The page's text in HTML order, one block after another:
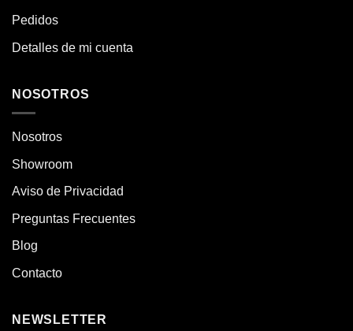
Pedidos
Detalles de mi cuenta
NOSOTROS
Nosotros
Showroom
Aviso de Privacidad
Preguntas Frecuentes
Blog
Contacto
NEWSLETTER